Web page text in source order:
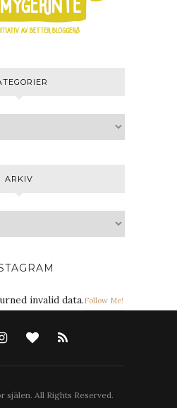
ARKIV
invalid data.Follow Me!
själen. All Rights Reserved.